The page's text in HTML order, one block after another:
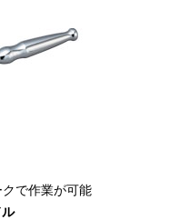
で作業が可能